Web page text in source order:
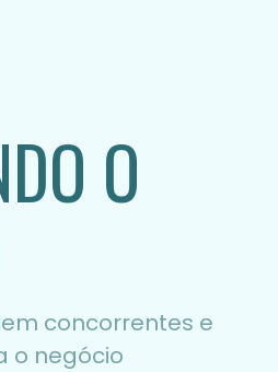
O
concorrentes e
o negócio